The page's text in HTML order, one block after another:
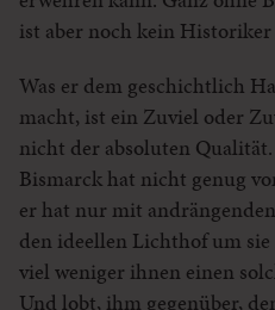
ist aber noch kein Historiker
Was er dem geschichtlich
macht, ist ein Zuviel oder
nicht der absoluten
Bismarck hat nicht genug
er hat nur mit
den ideellen Lichthof um
viel weniger ihnen einen
Und lobt, ihm gegenüber,